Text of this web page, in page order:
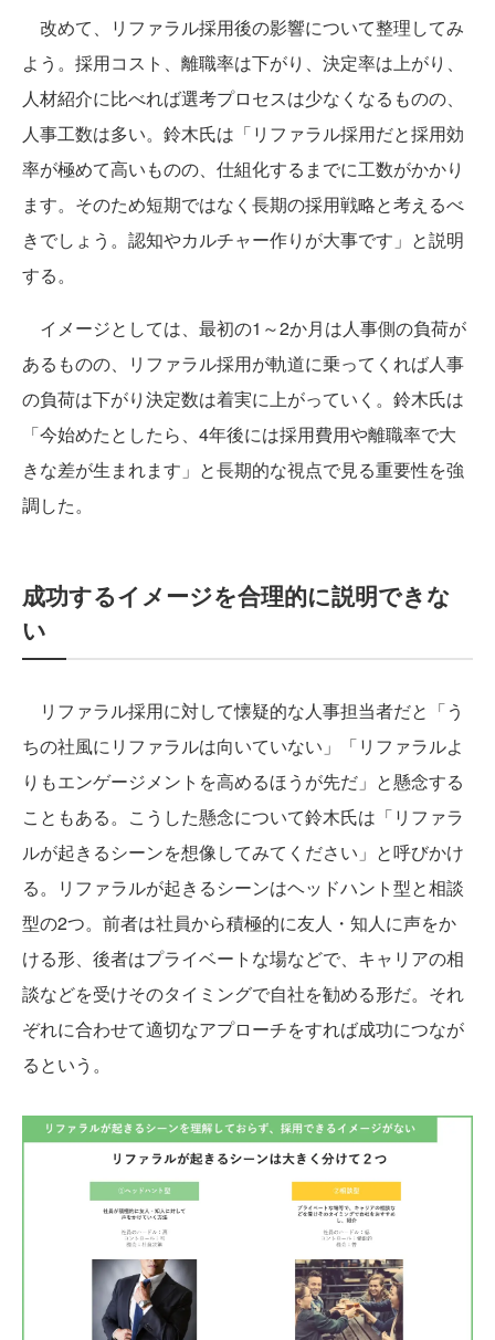
改めて、リファラル採用後の影響について整理してみ
よう。採用コスト、離職率は下がり、決定率は上がり、
人材紹介に比べれば選考プロセスは少なくなるものの、
人事工数は多い。鈴木氏は「リファラル採用だと採用効
率が極めて高いものの、仕組化するまでに工数がかかり
ます。そのため短期ではなく長期の採用戦略と考えるべ
きでしょう。認知やカルチャー作りが大事です」と説明
する。
イメージとしては、最初の1～2か月は人事側の負荷が
あるものの、リファラル採用が軌道に乗ってくれば人事
の負荷は下がり決定数は着実に上がっていく。鈴木氏は
「今始めたとしたら、4年後には採用費用や離職率で大
きな差が生まれます」と長期的な視点で見る重要性を強
調した。
成功するイメージを合理的に説明できな
い
リファラル採用に対して懐疑的な人事担当者だと「う
ちの社風にリファラルは向いていない」「リファラルよ
りもエンゲージメントを高めるほうが先だ」と懸念する
こともある。こうした懸念について鈴木氏は「リファラ
ルが起きるシーンを想像してみてください」と呼びかけ
る。リファラルが起きるシーンはヘッドハント型と相談
型の2つ。前者は社員から積極的に友人・知人に声をか
ける形、後者はプライベートな場などで、キャリアの相
談などを受けそのタイミングで自社を勧める形だ。それ
ぞれに合わせて適切なアプローチをすれば成功につなが
るという。